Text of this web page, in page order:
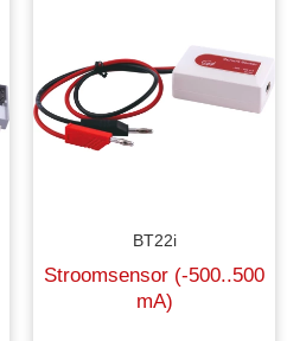
BT22i
Stroomsensor (-500..500
mA)